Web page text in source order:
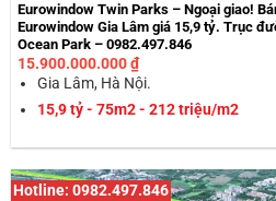
Eurowindow Twin Parks – Ngoại giao!
Eurowindow Gia Lâm giá 15,9 tỷ. Trục
Ocean Park – 0982.497.846
15.900.000.000₫
Gia Lâm, Hà Nội.
15,9 tỷ - 75m2 - 212 triệu/m2
Hotline: 0982.497.846